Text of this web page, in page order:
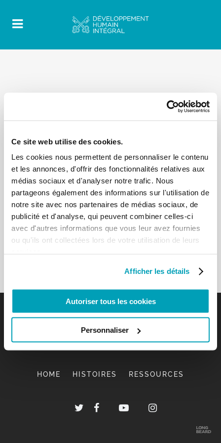
Ce site web utilise des cookies.
Les cookies nous permettent de personnaliser le contenu
et les annonces, d'offrir des fonctionnalités relatives aux
médias sociaux et d'analyser notre trafic. Nous
partageons également des informations sur l'utilisation de
notre site avec nos partenaires de médias sociaux, de
publicité et d'analyse, qui peuvent combiner celles-ci
avec d'autres informations que vous leur avez fournies
ou qu'ils ont collectées lors de votre utilisation de leurs
Afficher les détails
Autoriser tous les cookies
Personnaliser
HOME HISTOIRES RESSOURCES